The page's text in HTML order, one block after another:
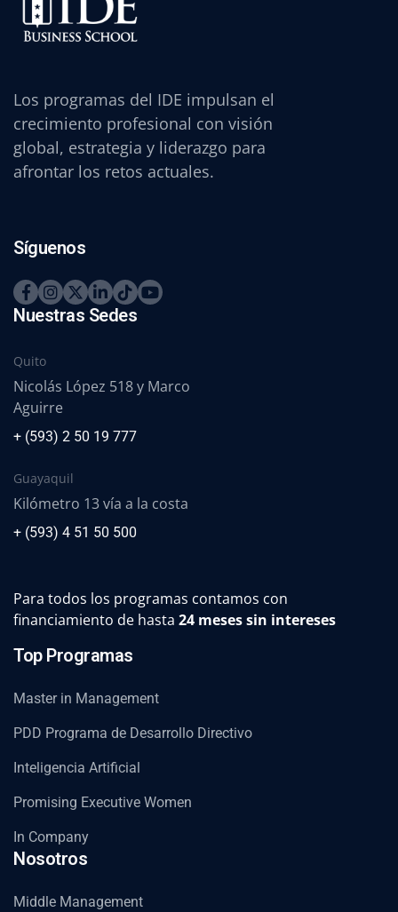
Los programas del IDE impulsan el
crecimiento profesional con visión
global, estrategia y liderazgo para
afrontar los retos actuales.
Síguenos
Nuestras Sedes
Quito
Nicolás López 518 y Marco
Aguirre
+ (593) 2 50 19 777
Guayaquil
Kilómetro 13 vía a la costa
+ (593) 4 51 50 500
Para todos los programas contamos con
financiamiento de hasta 24 meses sin intereses
Top Programas
Master in Management
PDD Programa de Desarrollo Directivo
Inteligencia Artificial
Promising Executive Women
In Company
Nosotros
Middle Management